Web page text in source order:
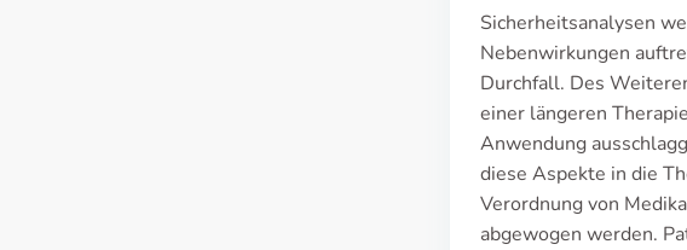
Sicherheitsanalysen
Nebenwirkungen
Durchfall. Des
einer längeren
Anwendung
diese Aspekte in die
Verordnung von
abgewogen werden.